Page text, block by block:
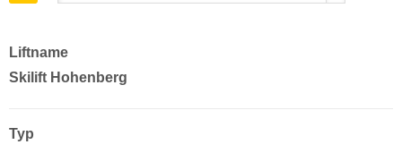
Liftname
Skilift Hohenberg
Typ